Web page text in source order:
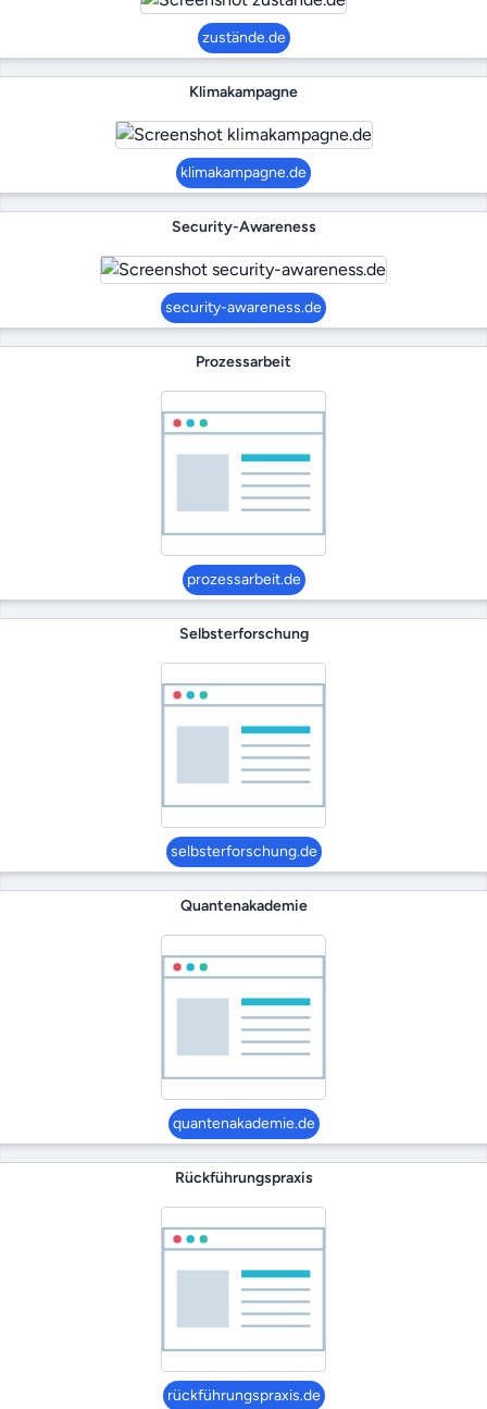
zustände.de
Klimakampagne
klimakampagne.de
Security-Awareness
security-awareness.de
Prozessarbeit
prozessarbeit.de
Selbsterforschung
selbsterforschung.de
Quantenakademie
quantenakademie.de
Rückführungspraxis
rückführungspraxis.de